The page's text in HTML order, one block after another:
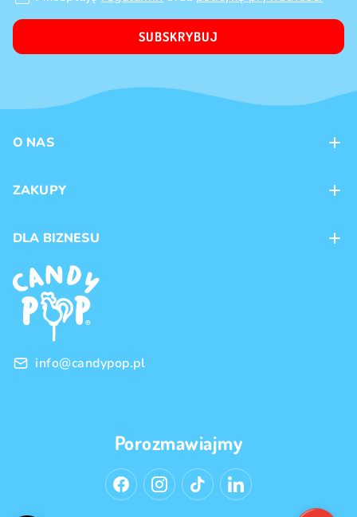
SUBSKRYBUJ
O NAS
Sklepy
ZAKUPY
Dostawa
Regulamin
Polityka prywatności
DLA BIZNESU
Franczyza
Handel hurtowy
info@candypop.pl
Porozmawiajmy